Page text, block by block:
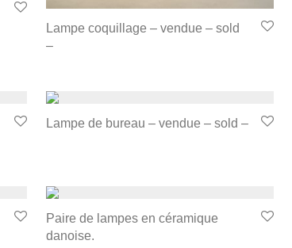
Lampe coquillage – vendue – sold
–
Lampe de bureau – vendue – sold –
Paire de lampes en céramique
danoise.